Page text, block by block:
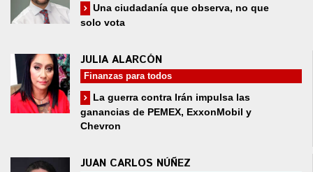
Una ciudadanía que observa, no que
solo vota
JULIA ALARCÓN
Finanzas para todos
La guerra contra Irán impulsa las
ganancias de PEMEX, ExxonMobil y
Chevron
JUAN CARLOS NÚÑEZ